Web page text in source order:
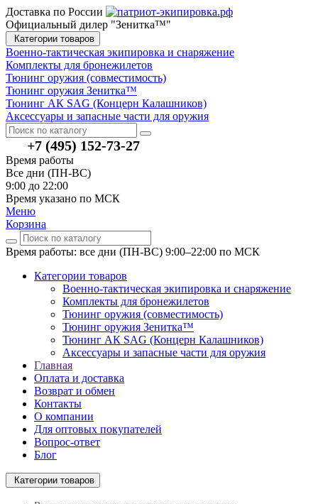
Доставка по России
Официальный дилер "Зенитка™"
Категории товаров
Военно-тактическая экипировка и снаряжение
Комплекты для бронежилетов
Тюнинг оружия (совместимость)
Тюнинг оружия Зенитка™
Тюнинг АК SAG (Концерн Калашников)
Аксессуары и запасные части для оружия
+7 (495) 152-73-27
Время работы
Все дни (ПН-ВС)
9:00 до 22:00
Время указано по МСК
Меню
Корзина
Время работы: все дни (ПН-ВС) 9:00–22:00 по МСК
Категории товаров
Военно-тактическая экипировка и снаряжение
Комплекты для бронежилетов
Тюнинг оружия (совместимость)
Тюнинг оружия Зенитка™
Тюнинг АК SAG (Концерн Калашников)
Аксессуары и запасные части для оружия
Главная
Оплата и доставка
Возврат и обмен
Контакты
О компании
Для оптовых покупателей
Вопрос-ответ
Блог
Категории товаров